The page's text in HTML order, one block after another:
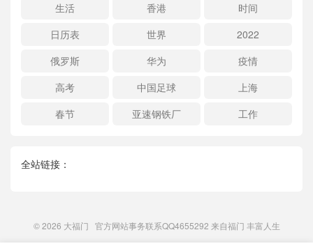
生活
香港
时间
日历表
世界
2022
俄罗斯
华为
疫情
高考
中国足球
上海
春节
亚速钢铁厂 工作
全站链接：
© 2026 大福门 官方网站事务联系QQ4655292 来自福门 丰富人生